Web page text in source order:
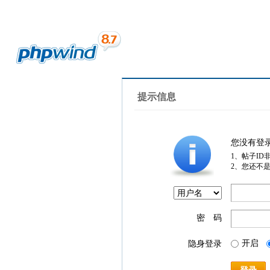
提示信息
您没有登
1、帖子ID
2、您还不
密 码
隐身登录 开启